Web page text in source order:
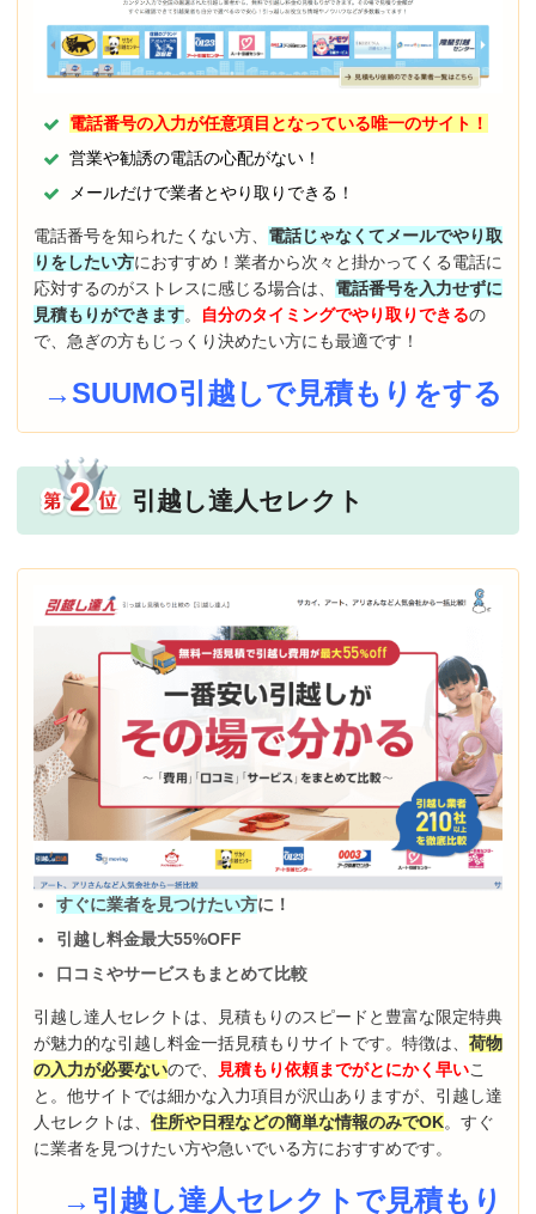
電話番号の入力が任意項目となっている唯一のサイト！
営業や勧誘の電話の心配がない！
メールだけで業者とやり取りできる！
電話番号を知られたくない方、 電話じゃなくてメールでやり取
りをしたい方におすすめ！業者から次々と掛かってくる電話に
応対するのがストレスに感じる場合は、 電話番号を入力せずに
見積もりができます。 自分のタイミングでやり取りできるの
で、急ぎの方もじっくり決めたい方にも最適です！
→SUUMO引越しで見積もりをする
引越し達人セレクト
すぐに業者を見つけたい方に！
引越し料金最大55%OFF
口コミやサービスもまとめて比較
引越し達人セレクトは、見積もりのスピードと豊富な限定特典
が魅力的な引越し料金一括見積もりサイトです。特徴は、 荷物
の入力が必要ないので、 見積もり依頼までがとにかく早いこ
と。他サイトでは細かな入力項目が沢山ありますが、引越し達
人セレクトは、 住所や日程などの簡単な情報のみでOK。すぐ
に業者を見つけたい方や急いでいる方におすすめです。
→引越し達人セレクトで見積もり